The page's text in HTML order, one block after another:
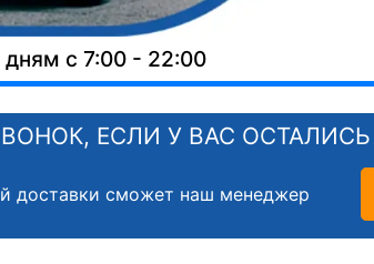
с 7:00 - 22:00
ЕСЛИ У ВАС
доставки сможет наш менеджер